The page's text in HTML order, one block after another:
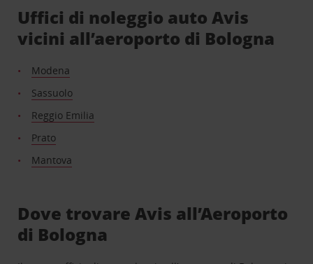
Uffici di noleggio auto Avis
vicini all’aeroporto di Bologna
Modena
Sassuolo
Reggio Emilia
Prato
Mantova
Dove trovare Avis all’Aeroporto
di Bologna